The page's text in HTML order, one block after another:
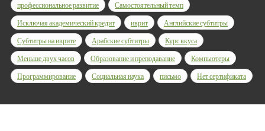
профессиональное развитие
Самостоятельный темп
Исключая академический кредит
иврит
Английские субтитры
Субтитры на иврите
Арабские субтитры
Курс вкуса
Меньше двух часов
Образование и преподавание
Компьютеры
Программирование
Социальная наука письмо Нет сертификата